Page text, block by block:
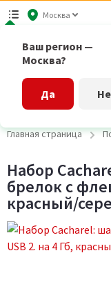
Москва
Ваш регион —
Москва?
Да
Главная страница
Набор
брелок с
красный/